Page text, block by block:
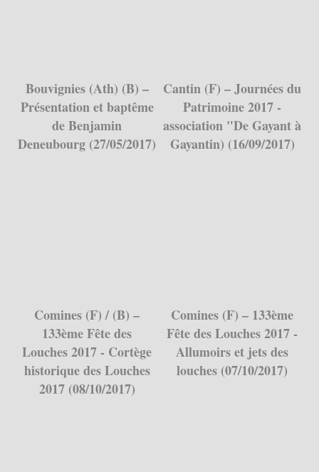
Bouvignies (Ath) (B) –
Présentation et baptême
de Benjamin
Deneubourg (27/05/2017)
Cantin (F) – Journées du
Patrimoine 2017 -
association "De Gayant à
Gayantin) (16/09/2017)
Comines (F) / (B) –
133ème Fête des
Louches 2017 - Cortège
historique des Louches
2017 (08/10/2017)
Comines (F) – 133ème
Fête des Louches 2017 -
Allumoirs et jets des
louches (07/10/2017)